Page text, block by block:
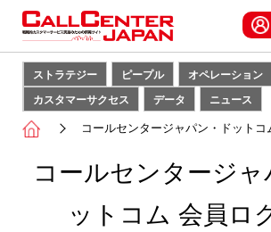
ストラテジー ピープル オペレーション
カスタマーサクセス
データ ニュース
コールセンタージャパン・ドット
コールセンタージ
ットコム 会員ロ